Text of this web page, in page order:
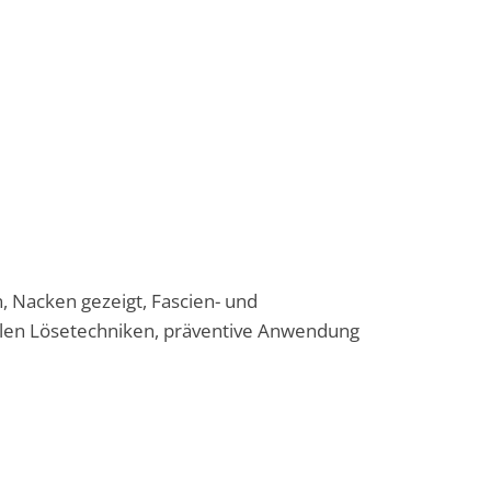
Nacken gezeigt, Fascien- und
Lösetechniken, präventive Anwendung